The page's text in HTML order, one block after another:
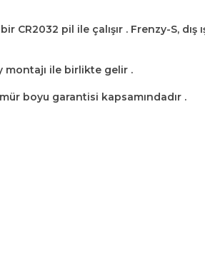
pil ile çalışır . Frenzy-S, dış
montajı ile birlikte gelir .
boyu garantisi kapsamındadır .